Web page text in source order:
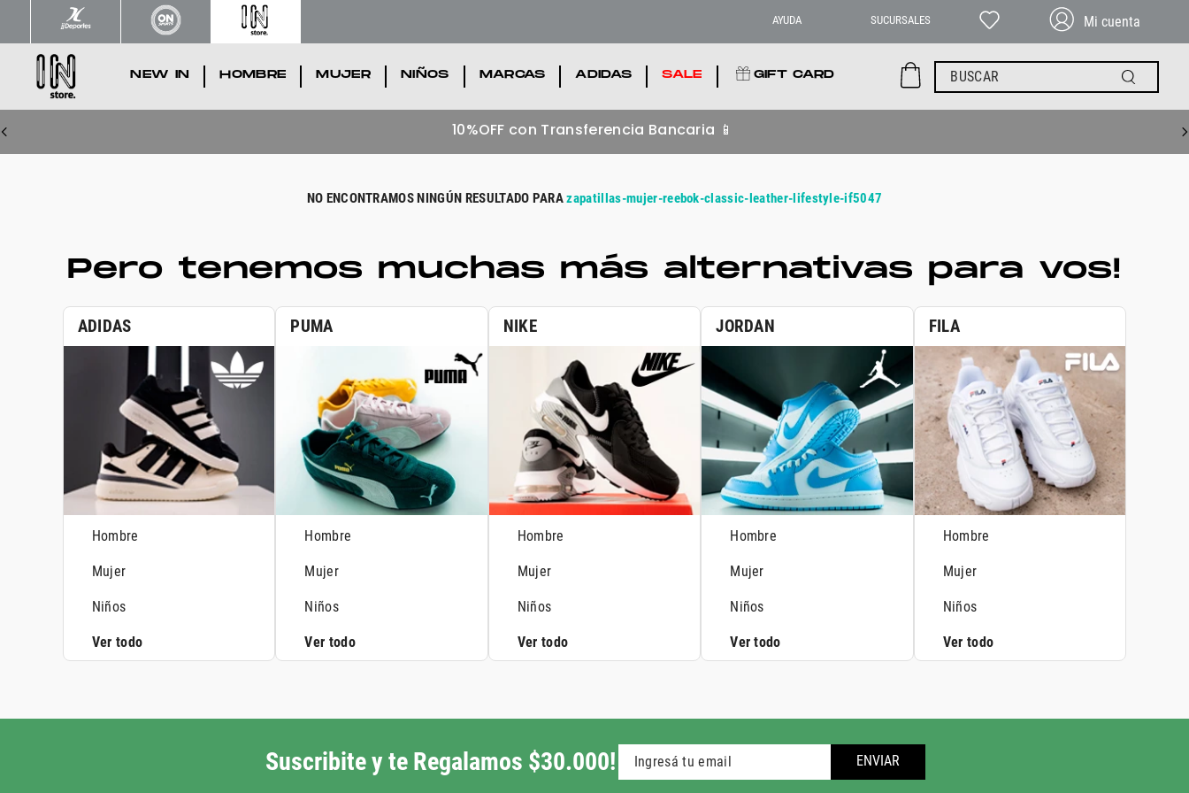
AYUDA SUCURSALES
NEW IN HOMBRE MUJER NIÑOS MARCAS ADIDAS SALE GIFT CARD BUSCAR
10%OFF con Transferencia Bancaria 📱
zapatillas-mujer-reebok-classic-leather-lifestyle-if5047
Pero tenemos muchas más alternativas para vos!
ADIDAS
Hombre
Mujer
Niños
Ver todo
PUMA
Hombre
Mujer
Niños
Ver todo
NIKE
Hombre
Mujer
Niños
Ver todo
JORDAN
Hombre
Mujer
Niños
Ver todo
FILA
Hombre
Mujer
Niños
Ver todo
Suscribite y te Regalamos $30.000! ENVIAR